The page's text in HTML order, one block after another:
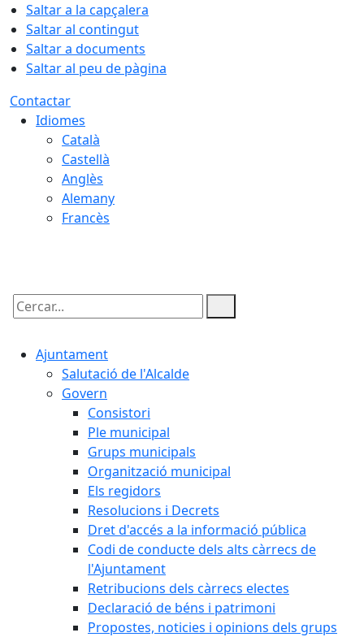
Saltar a la capçalera
Saltar al contingut
Saltar a documents
Saltar al peu de pàgina
Contactar
Idiomes
Català
Castellà
Anglès
Alemany
Francès
Cercar:
Ajuntament
Salutació de l'Alcalde
Govern
Consistori
Ple municipal
Grups municipals
Organització municipal
Els regidors
Resolucions i Decrets
Dret d'accés a la informació pública
Codi de conducte dels alts càrrecs de
l'Ajuntament
Retribucions dels càrrecs electes
Declaració de béns i patrimoni
Propostes, noticies i opinions dels grups